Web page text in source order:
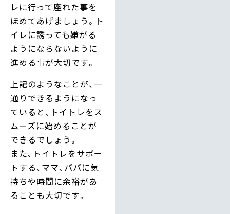
レに行って座れた事を
ほめてあげましょう。ト
イレに誘っても嫌がる
ようにならないように
進める事が大切です。
上記のようなことが、一
通りできるようになっ
ていると、トイトレをス
ムーズに始めることが
できるでしょう。
また、トイトレをサポー
トする、ママ、パパに気
持ちや時間に余裕があ
ることも大切です。